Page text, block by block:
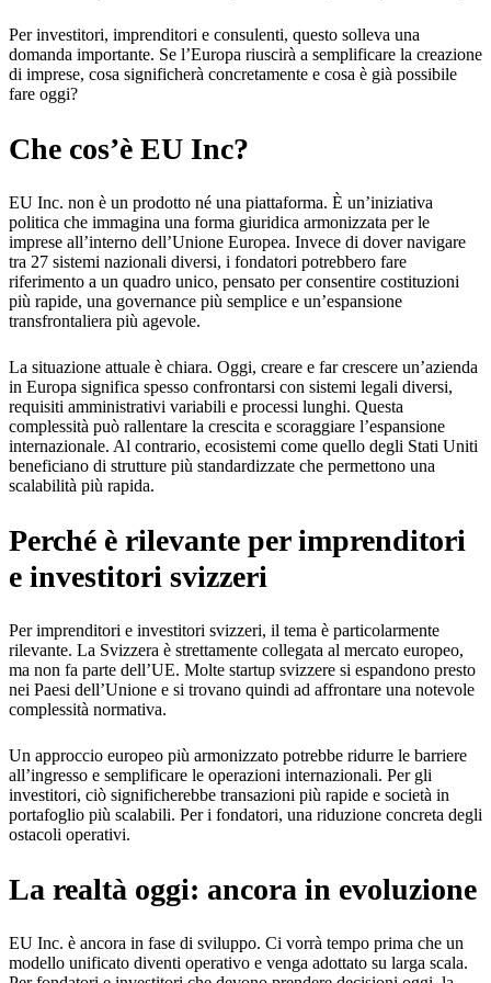
Per investitori, imprenditori e consulenti, questo solleva una
domanda importante. Se l’Europa riuscirà a semplificare la creazione
di imprese, cosa significherà concretamente e cosa è già possibile
fare oggi?
Che cos’è EU Inc?
EU Inc. non è un prodotto né una piattaforma. È un’iniziativa
politica che immagina una forma giuridica armonizzata per le
imprese all’interno dell’Unione Europea. Invece di dover navigare
tra 27 sistemi nazionali diversi, i fondatori potrebbero fare
riferimento a un quadro unico, pensato per consentire costituzioni
più rapide, una governance più semplice e un’espansione
transfrontaliera più agevole.
La situazione attuale è chiara. Oggi, creare e far crescere un’azienda
in Europa significa spesso confrontarsi con sistemi legali diversi,
requisiti amministrativi variabili e processi lunghi. Questa
complessità può rallentare la crescita e scoraggiare l’espansione
internazionale. Al contrario, ecosistemi come quello degli Stati Uniti
beneficiano di strutture più standardizzate che permettono una
scalabilità più rapida.
Perché è rilevante per imprenditori
e investitori svizzeri
Per imprenditori e investitori svizzeri, il tema è particolarmente
rilevante. La Svizzera è strettamente collegata al mercato europeo,
ma non fa parte dell’UE. Molte startup svizzere si espandono presto
nei Paesi dell’Unione e si trovano quindi ad affrontare una notevole
complessità normativa.
Un approccio europeo più armonizzato potrebbe ridurre le barriere
all’ingresso e semplificare le operazioni internazionali. Per gli
investitori, ciò significherebbe transazioni più rapide e società in
portafoglio più scalabili. Per i fondatori, una riduzione concreta degli
ostacoli operativi.
La realtà oggi: ancora in evoluzione
EU Inc. è ancora in fase di sviluppo. Ci vorrà tempo prima che un
modello unificato diventi operativo e venga adottato su larga scala.